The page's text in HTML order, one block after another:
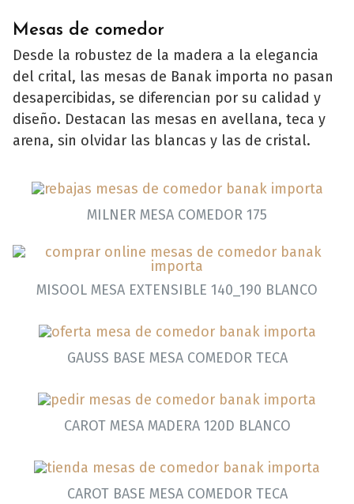
Mesas de comedor
Desde la robustez de la madera a la elegancia
del crital, las mesas de Banak importa no pasan
desapercibidas, se diferencian por su calidad y
diseño. Destacan las mesas en avellana, teca y
arena, sin olvidar las blancas y las de cristal.
MILNER MESA COMEDOR 175
MISOOL MESA EXTENSIBLE 140_190 BLANCO
GAUSS BASE MESA COMEDOR TECA
CAROT MESA MADERA 120D BLANCO
CAROT BASE MESA COMEDOR TECA